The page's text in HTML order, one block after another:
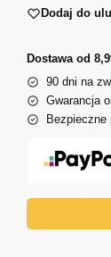
Dodaj do
Dostawa od
90 dni na
Gwarancja
Bezpieczne